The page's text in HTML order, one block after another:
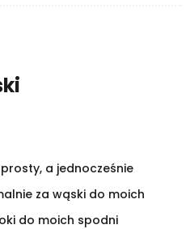
a jednocześnie
za wąski do moich
do moich spodni